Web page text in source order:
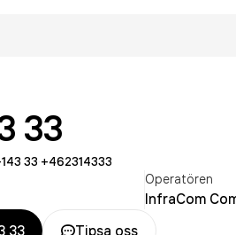
33
33 +462314333
Operatören
InfraCom
33 Tipsa oss